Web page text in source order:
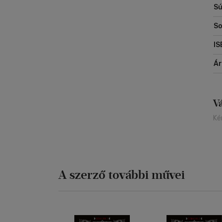
-
-
A szerző további művei